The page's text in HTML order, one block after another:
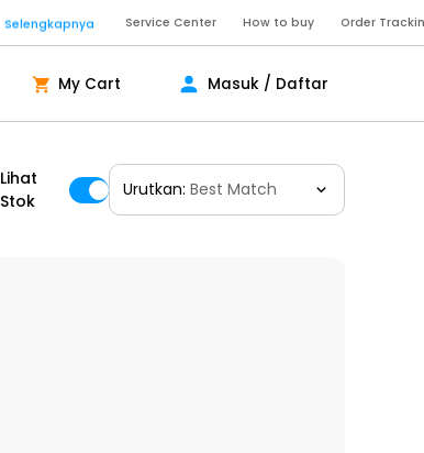
Selengkapnya
Service Center How to buy Order
My Cart Masuk / Daftar
Lihat
Stok
Urutkan: Best Match